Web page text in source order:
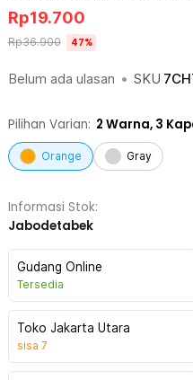
Belum ada ulasan • SKU
Rp19.700
Rp36.900 47%
Pilihan Varian: 2 Warna, 3
Orange Gray
Informasi Stok:
Jabodetabek
Gudang Online
Tersedia
Toko Jakarta Utara
sisa 7